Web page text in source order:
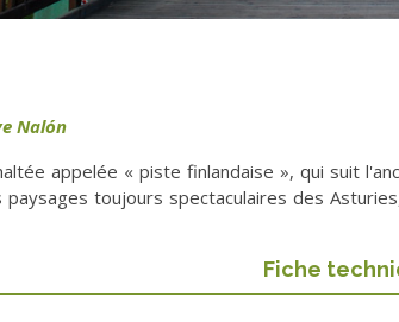
Nalón
appelée « piste finlandaise », qui suit
toujours spectaculaires des
Fiche